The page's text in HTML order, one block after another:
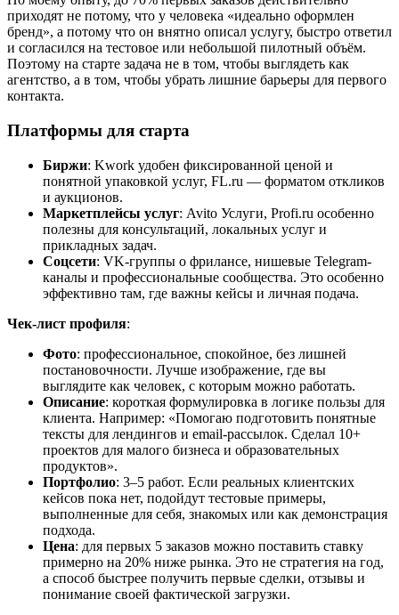
приходят не потому, что у человека «идеально оформлен
бренд», а потому что он внятно описал услугу, быстро ответил
и согласился на тестовое или небольшой пилотный объём.
Поэтому на старте задача не в том, чтобы выглядеть как
агентство, а в том, чтобы убрать лишние барьеры для первого
контакта.
Платформы для старта
Биржи: Kwork удобен фиксированной ценой и
понятной упаковкой услуг, FL.ru — форматом откликов
и аукционов.
Маркетплейсы услуг: Avito Услуги, Profi.ru особенно
полезны для консультаций, локальных услуг и
прикладных задач.
Соцсети: VK-группы о фрилансе, нишевые Telegram-
каналы и профессиональные сообщества. Это особенно
эффективно там, где важны кейсы и личная подача.
Чек-лист профиля:
Фото: профессиональное, спокойное, без лишней
постановочности. Лучше изображение, где вы
выглядите как человек, с которым можно работать.
Описание: короткая формулировка в логике пользы для
клиента. Например: «Помогаю подготовить понятные
тексты для лендингов и email-рассылок. Сделал 10+
проектов для малого бизнеса и образовательных
продуктов».
Портфолио: 3–5 работ. Если реальных клиентских
кейсов пока нет, подойдут тестовые примеры,
выполненные для себя, знакомых или как демонстрация
подхода.
Цена: для первых 5 заказов можно поставить ставку
примерно на 20% ниже рынка. Это не стратегия на год,
а способ быстрее получить первые сделки, отзывы и
понимание своей фактической загрузки.